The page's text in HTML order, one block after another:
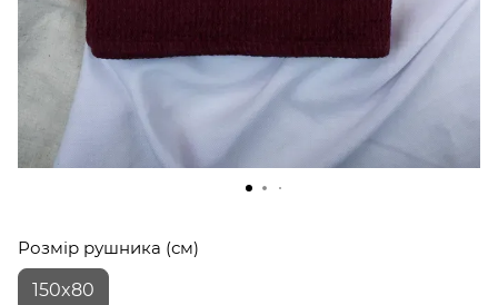
Розмір рушника (см)
150x80